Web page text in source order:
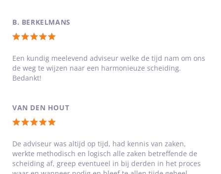
B. BERKELMANS
Totale
waardering:
5
van
sterren
Een kundig meelevend adviseur welke de tijd nam om ons
de weg te wijzen naar een harmonieuze scheiding.
Bedankt!
VAN DEN HOUT
Totale
waardering:
5
van
De adviseur was altijd op tijd, had kennis van zaken,
werkte methodisch en logisch alle zaken betreffende de
scheiding af, greep eventueel in bij derden in het proces